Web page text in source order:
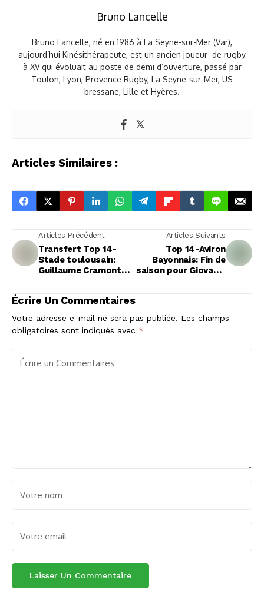
Bruno Lancelle
Bruno Lancelle, né en 1986 à La Seyne-sur-Mer (Var),
aujourd’hui Kinésithérapeute, est un ancien joueur de rugby
à XV qui évoluait au poste de demi d’ouverture, passé par
Toulon, Lyon, Provence Rugby, La Seyne-sur-Mer, US
bressane, Lille et Hyères.
Articles Similaires :
Articles Précédent
Transfert Top 14-
Stade toulousain:
Guillaume Cramont
prêt
Articles Suivants
Top 14-Aviron
Bayonnais: Fin de
saison pour Giovanni
Écrire Un Commentaires
Votre adresse e-mail ne sera pas publiée. Les champs
obligatoires sont indiqués avec *